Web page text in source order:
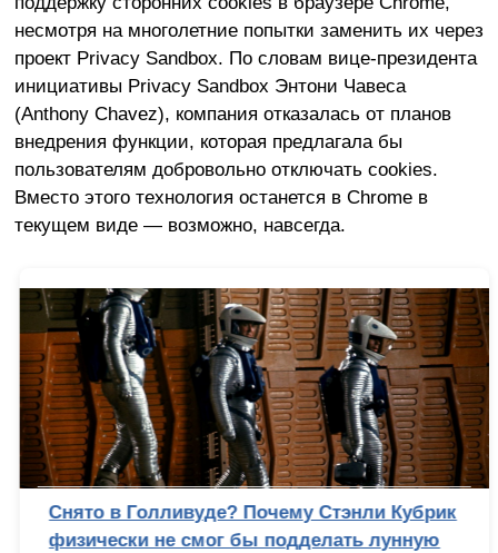
несмотря на многолетние попытки заменить их через
проект Privacy Sandbox. По словам вице-президента
инициативы Privacy Sandbox Энтони Чавеса
(Anthony Chavez), компания отказалась от планов
внедрения функции, которая предлагала бы
пользователям добровольно отключать cookies.
Вместо этого технология останется в Chrome в
текущем виде — возможно, навсегда.
Снято в Голливуде? Почему Стэнли Кубрик
физически не смог бы подделать лунную